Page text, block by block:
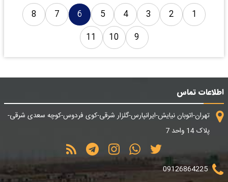
1
2
3
4
5
6
7
8
9
10
11
اطلاعات تماس
تهران-اتوبان نیایش-ایرانپارس-گلزار شرقی-کوی فردوس-کوچه سعدی شرقی-
پلاک 14 واحد 7
09126864225